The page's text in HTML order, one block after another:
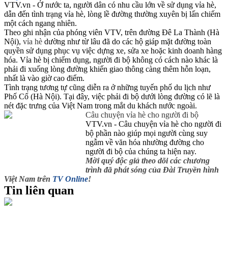
VTV.vn - Ở nước ta, người dân có nhu cầu lớn về sử dụng vỉa hè,
dẫn đến tình trạng vỉa hè, lòng lề đường thường xuyên bị lấn chiếm
một cách ngang nhiên.
Theo ghi nhận của phóng viên VTV, trên đường Đê La Thành (Hà
Nội), vỉa hè dường như từ lâu đã do các hộ giáp mặt đường toàn
quyền sử dụng phục vụ việc dựng xe, sửa xe hoặc kinh doanh hàng
hóa. Vỉa hè bị chiếm dụng, người đi bộ không có cách nào khác là
phải đi xuống lòng đường khiến giao thông càng thêm hỗn loạn,
nhất là vào giờ cao điểm.
Tình trạng tương tự cũng diễn ra ở những tuyến phố du lịch như
Phố Cổ (Hà Nội). Tại đây, việc phải đi bộ dưới lòng đường có lẽ là
nét đặc trưng của Việt Nam trong mắt du khách nước ngoài.
Câu chuyện vỉa hè cho người đi bộ
VTV.vn - Câu chuyện vỉa hè cho người đi
bộ phần nào giúp mọi người cùng suy
ngẫm về văn hóa nhường đường cho
người đi bộ của chúng ta hiện nay.
Mời quý độc giả theo dõi các chương
trình đã phát sóng của Đài Truyền hình
Việt Nam trên TV Online!
Tin liên quan